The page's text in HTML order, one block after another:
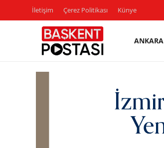
İletişim Çerez Politikası Künye
ANKARA